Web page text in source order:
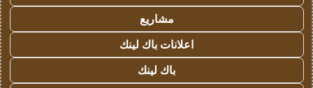
مشاريع
اعلانات باك لينك
باك لينك